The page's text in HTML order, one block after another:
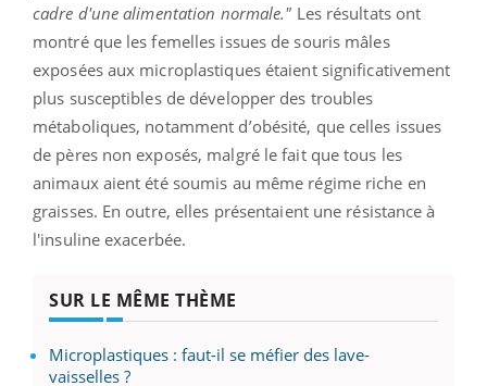
cadre d'une alimentation normale." Les résultats ont
montré que les femelles issues de souris mâles
exposées aux microplastiques étaient significativement
plus susceptibles de développer des troubles
métaboliques, notamment d’obésité, que celles issues
de pères non exposés, malgré le fait que tous les
animaux aient été soumis au même régime riche en
graisses. En outre, elles présentaient une résistance à
l'insuline exacerbée.
SUR LE MÊME THÈME
Microplastiques : faut-il se méfier des lave-
vaisselles ?